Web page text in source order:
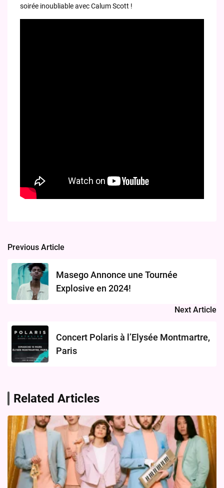
soirée inoubliable avec Calum Scott !
Post
navigation
Previous Article
Masego Annonce une Tournée
Explosive en 2024!
Next Article
Concert Polaris à l’Elysée Montmartre,
Paris
Related Articles